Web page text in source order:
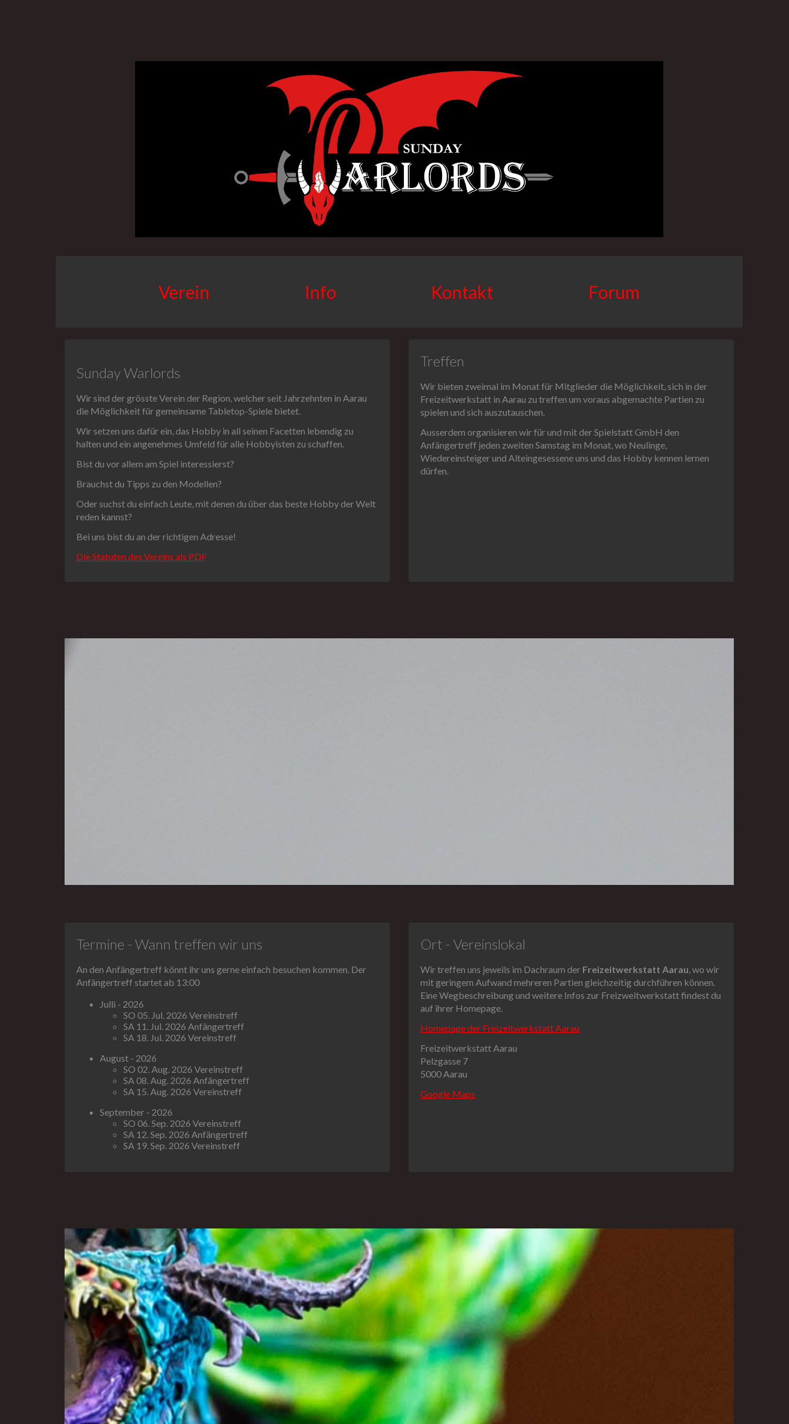
Verein Info Kontakt Forum
Sunday Warlords
Wir sind der grösste Verein der Region, welcher seit Jahrzehnten in Aarau
die Möglichkeit für gemeinsame Tabletop-Spiele bietet.
Wir setzen uns dafür ein, das Hobby in all seinen Facetten lebendig zu
halten und ein angenehmes Umfeld für alle Hobbyisten zu schaffen.
Bist du vor allem am Spiel interessierst?
Brauchst du Tipps zu den Modellen?
Oder suchst du einfach Leute, mit denen du über das beste Hobby der Welt
reden kannst?
Bei uns bist du an der richtigen Adresse!
Die Statuten des Vereins als PDF
Treffen
Wir bieten zweimal im Monat für Mitglieder die Möglichkeit, sich in der
Freizeitwerkstatt in Aarau zu treffen um voraus abgemachte Partien zu
spielen und sich auszutauschen.
Ausserdem organisieren wir für und mit der Spielstatt GmbH den
Anfängertreff jeden zweiten Samstag im Monat, wo Neulinge,
Wiedereinsteiger und Alteingesessene uns und das Hobby kennen lernen
dürfen.
Termine - Wann treffen wir uns
An den Anfängertreff könnt ihr uns gerne einfach besuchen kommen. Der
Anfängertreff startet ab 13:00
Julli - 2026
SO 05. Jul. 2026 Vereinstreff
SA 11. Jul. 2026 Anfängertreff
SA 18. Jul. 2026 Vereinstreff
August - 2026
SO 02. Aug. 2026 Vereinstreff
SA 08. Aug. 2026 Anfängertreff
SA 15. Aug. 2026 Vereinstreff
September - 2026
SO 06. Sep. 2026 Vereinstreff
SA 12. Sep. 2026 Anfängertreff
SA 19. Sep. 2026 Vereinstreff
Ort - Vereinslokal
Wir treffen uns jeweils im Dachraum der Freizeitwerkstatt Aarau, wo wir
mit geringem Aufwand mehreren Partien gleichzeitig durchführen können.
Eine Wegbeschreibung und weitere Infos zur Freizweitwerkstatt findest du
auf ihrer Homepage.
Homepage der Freizeitwerkstatt Aarau
Freizeitwerkstatt Aarau
Pelzgasse 7
5000 Aarau
Google Maps